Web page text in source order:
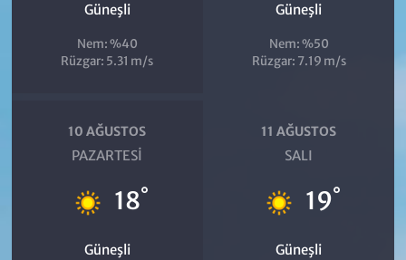
Güneşli
Nem: %40
Rüzgar: 5.31 m/s
Güneşli
Nem: %50
Rüzgar: 7.19 m/s
10 AĞUSTOS
PAZARTESI
18°
Güneşli
11 AĞUSTOS
SALI
19°
Güneşli